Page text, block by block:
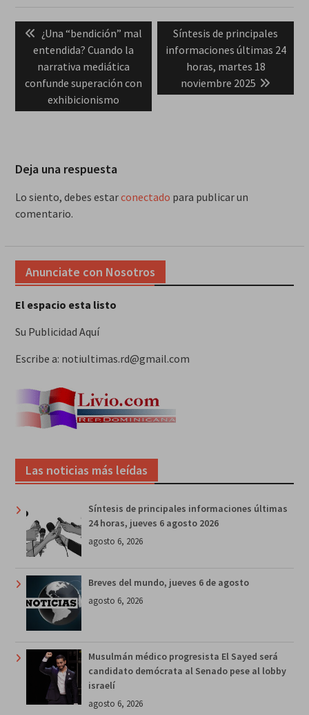
de
entradas
Previous
post:
¿Una “bendición” mal
entendida? Cuando la
narrativa mediática
confunde superación con
exhibicionismo
Next
post:
Síntesis de principales
informaciones últimas 24
horas, martes 18
noviembre 2025
Deja una respuesta
Lo siento, debes estarconectado para publicar un
comentario.
Anunciate con Nosotros
El espacio esta listo
Su Publicidad Aquí
Escribe a: notiultimas.rd@gmail.com
Las noticias más leídas
Síntesis de principales informaciones últimas
24 horas, jueves 6 agosto 2026
agosto 6, 2026
Breves del mundo, jueves 6 de agosto
agosto 6, 2026
Musulmán médico progresista El Sayed será
candidato demócrata al Senado pese al lobby
israelí
agosto 6, 2026